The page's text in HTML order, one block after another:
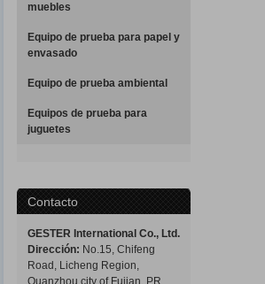
muebles
Equipo de prueba para papel y
envasado
Equipo de prueba ambiental
Equipos de prueba para
juguetes
Contacto
GESTER International Co., Ltd.
Dirección: No.15, Chifeng
Road, Licheng Region,
Quanzhou city of Fujian, PR